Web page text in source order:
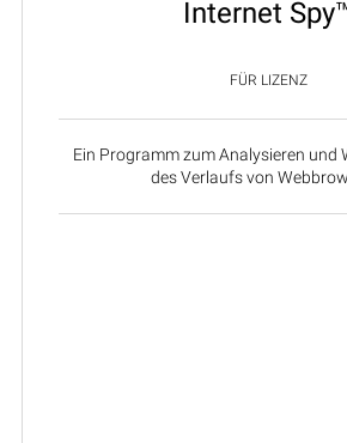
Internet
FÜR LIZENZ
Ein Programm zum Analysieren und
des Verlaufs von